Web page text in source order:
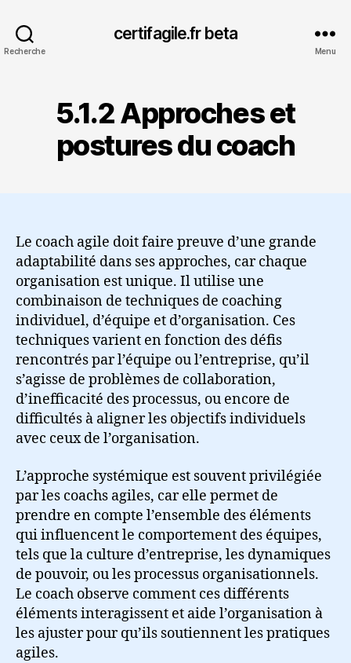
Recherche
certifagile.fr beta
Menu
5.1.2 Approches et
postures du coach
Le coach agile doit faire preuve d’une grande
adaptabilité dans ses approches, car chaque
organisation est unique. Il utilise une
combinaison de techniques de coaching
individuel, d’équipe et d’organisation. Ces
techniques varient en fonction des défis
rencontrés par l’équipe ou l’entreprise, qu’il
s’agisse de problèmes de collaboration,
d’inefficacité des processus, ou encore de
difficultés à aligner les objectifs individuels
avec ceux de l’organisation.
L’approche systémique est souvent privilégiée
par les coachs agiles, car elle permet de
prendre en compte l’ensemble des éléments
qui influencent le comportement des équipes,
tels que la culture d’entreprise, les dynamiques
de pouvoir, ou les processus organisationnels.
Le coach observe comment ces différents
éléments interagissent et aide l’organisation à
les ajuster pour qu’ils soutiennent les pratiques
agiles.